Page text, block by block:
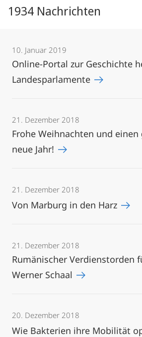
1934 Nachrichten
10. Januar 2019
Online-Portal zur Geschichte
Landesparlamente
21. Dezember 2018
Frohe Weihnachten und
neue Jahr!
21. Dezember 2018
Von Marburg in den Harz
21. Dezember 2018
Rumänischer Verdienstorden
Werner Schaal
20. Dezember 2018
Wie Bakterien ihre Mobilität